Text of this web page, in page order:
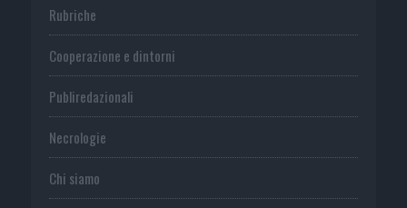
Rubriche
Cooperazione e dintorni
Publiredazionali
Necrologie
Chi siamo